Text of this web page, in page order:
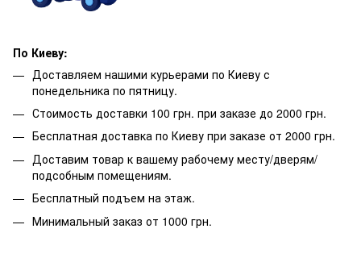
По Киеву:
Доставляем нашими курьерами по Киеву с
понедельника по пятницу.
Стоимость доставки 100 грн. при заказе до 2000 грн.
Бесплатная доставка по Киеву при заказе от 2000 грн.
Доставим товар к вашему рабочему месту/дверям/
подсобным помещениям.
Бесплатный подъем на этаж.
Минимальный заказ от 1000 грн.